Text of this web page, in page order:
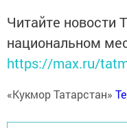
Читайте новости
национальном
https://max.ru/
«Кукмор Татарстан»